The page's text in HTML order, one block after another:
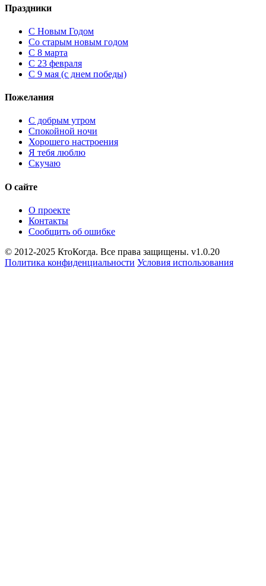
Праздники
C Новым Годом
Cо старым новым годом
С 8 марта
С 23 февраля
С 9 мая (с днем победы)
Пожелания
С добрым утром
Спокойной ночи
Хорошего настроения
Я тебя люблю
Скучаю
О сайте
О проекте
Контакты
Сообщить об ошибке
© 2012-2025 КтоКогда. Все права защищены. v1.0.20
Политика конфиденциальности Условия использования